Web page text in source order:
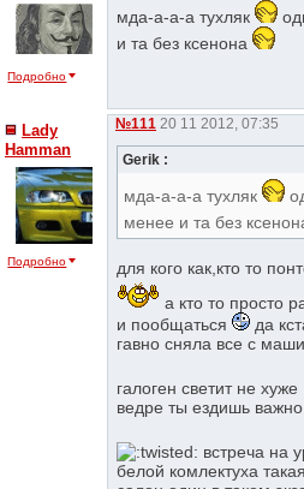
Подробно
мда-а-а-а тухляк
и та без ксенона
Lady
Hamman
Подробно
№111 20 11 2012, 07:35
Gerik :
мда-а-а-а тухляк
менее и та без
для кого как,кто то
а кто то просто
и пообщаться
да
гавно сняла все с
галоген светит не хуже
ведре ты ездишь
встреча на
белой комлектуха